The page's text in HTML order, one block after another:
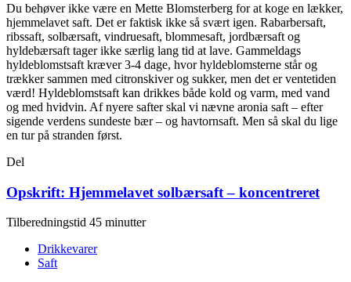
Du behøver ikke være en Mette Blomsterberg for at koge en lækker,
hjemmelavet saft. Det er faktisk ikke så svært igen. Rabarbersaft,
ribssaft, solbærsaft, vindruesaft, blommesaft, jordbærsaft og
hyldebærsaft tager ikke særlig lang tid at lave. Gammeldags
hyldeblomstsaft kræver 3-4 dage, hvor hyldeblomsterne står og
trækker sammen med citronskiver og sukker, men det er ventetiden
værd! Hyldeblomstsaft kan drikkes både kold og varm, med vand
og med hvidvin. Af nyere safter skal vi nævne aronia saft – efter
sigende verdens sundeste bær – og havtornsaft. Men så skal du lige
en tur på stranden først.
Del
Opskrift: Hjemmelavet solbærsaft – koncentreret
Tilberedningstid 45 minutter
Drikkevarer
Saft